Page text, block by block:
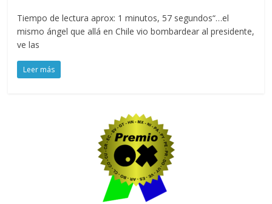
Tiempo de lectura aprox: 1 minutos, 57 segundos“…el
mismo ángel que allá en Chile vio bombardear al presidente,
ve las
Leer más